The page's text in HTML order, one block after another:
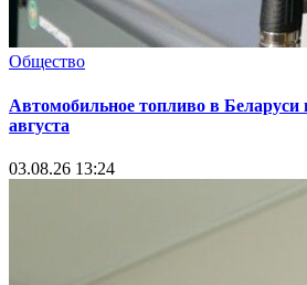
Общество
Автомобильное топливо в Беларуси
августа
03.08.26 13:24